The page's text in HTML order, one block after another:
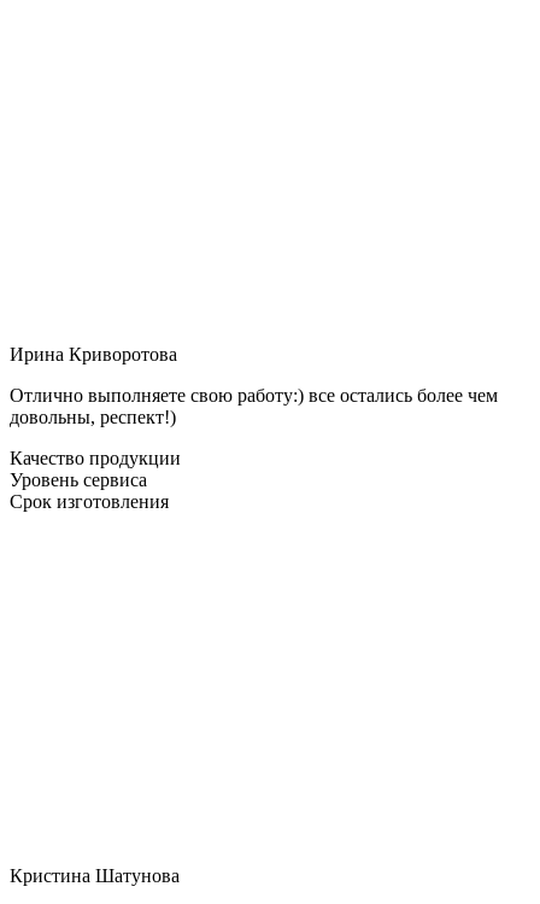
Ирина Криворотова
Отлично выполняете свою работу:) все остались более чем
довольны, респект!)
Качество продукции
Уровень сервиса
Срок изготовления
Кристина Шатунова